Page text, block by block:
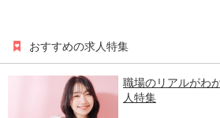
おすすめの求人特集
職場のリアルがわ
人特集